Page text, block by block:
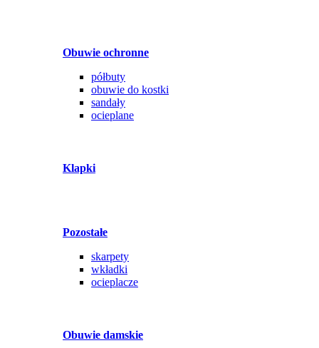
Obuwie ochronne
półbuty
obuwie do kostki
sandały
ocieplane
Klapki
Pozostałe
skarpety
wkładki
ocieplacze
Obuwie damskie